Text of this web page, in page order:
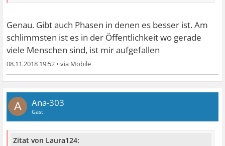
Genau. Gibt auch Phasen in denen es besser ist. Am
schlimmsten ist es in der Öffentlichkeit wo gerade
viele Menschen sind, ist mir aufgefallen
08.11.2018 19:52 •
A Ana-303
Gast
Zitat von Laura124: